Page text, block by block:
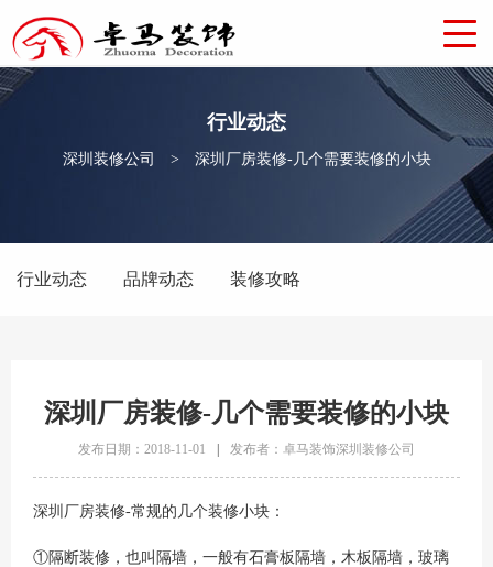
行业动态
深圳装修公司 > 深圳厂房装修-几个需要装修的小块
行业动态 品牌动态 装修攻略
深圳厂房装修-几个需要装修的小块
发布日期：2018-11-01 发布者：卓马装饰深圳装修公司
深圳厂房装修-常规的几个装修小块：
①隔断装修，也叫隔墙，一般有石膏板隔墙，木板隔墙，玻璃